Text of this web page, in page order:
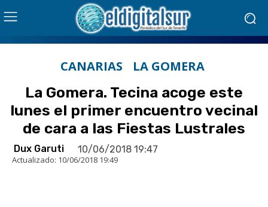
CANARIAS LA GOMERA
La Gomera. Tecina acoge este
lunes el primer encuentro vecinal
de cara a las Fiestas Lustrales
Dux Garuti 10/06/2018 19:47
Actualizado: 10/06/2018 19:49